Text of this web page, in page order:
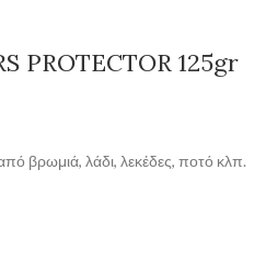
PROTECTOR 125gr
βρωμιά, λάδι, λεκέδες, ποτό κλπ.